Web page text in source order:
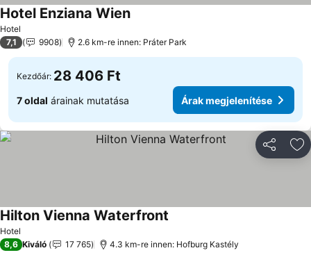
Hotel
Hotel Enziana Wien
7,1 9908 2.6 km-re innen: Práter Park
Kezdőár: 28 406 Ft
7 oldal árainak mutatása Árak megjelenítése
Hotel
Hilton Vienna Waterfront
8,6 Kiváló 17 765 4.3 km-re innen: Hofburg Kastély